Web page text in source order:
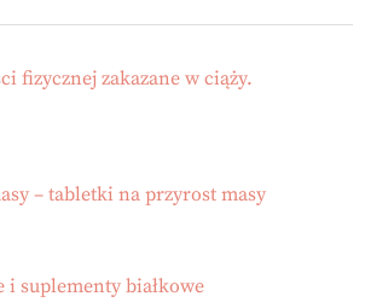
fizycznej zakazane w ciąży.
– tabletki na przyrost masy
i suplementy białkowe